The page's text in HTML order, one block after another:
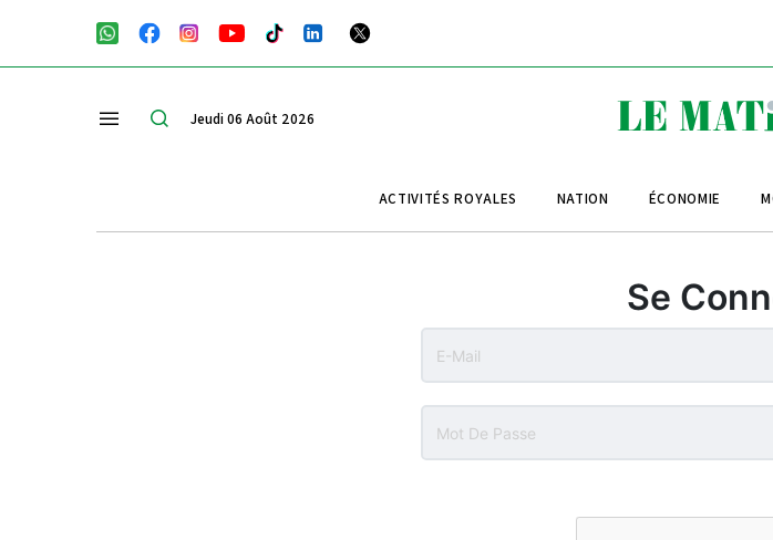
Jeudi 06 Août 2026
ACTIVITÉS ROYALES NATION ÉCONOMIE
Se